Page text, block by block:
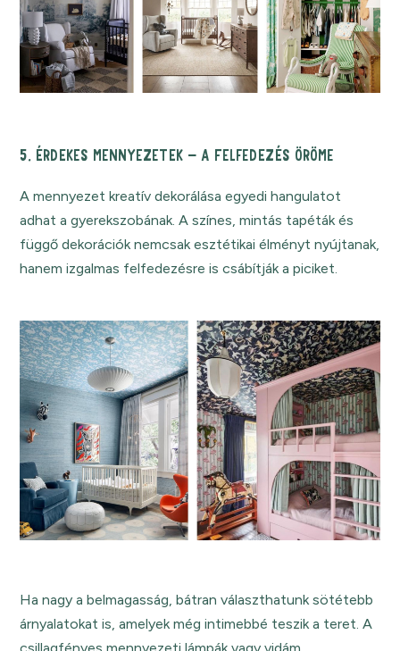
5. ÉRDEKES MENNYEZETEK – A FELFEDEZÉS ÖRÖME
A mennyezet kreatív dekorálása egyedi hangulatot
adhat a gyerekszobának. A színes, mintás tapéták és
függő dekorációk nemcsak esztétikai élményt nyújtanak,
hanem izgalmas felfedezésre is csábítják a piciket.
Ha nagy a belmagasság, bátran választhatunk sötétebb
árnyalatokat is, amelyek még intimebbé teszik a teret. A
csillagfényes mennyezeti lámpák vagy vidám